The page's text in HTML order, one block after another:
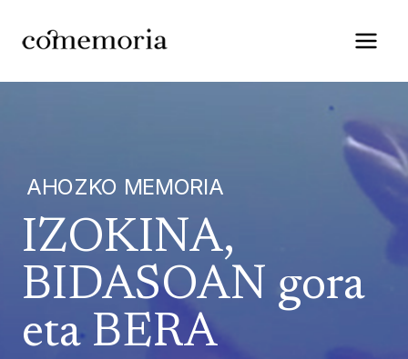
contenido
AHOZKO MEMORIA
IZOKINA,
BIDASOAN gora
eta BERA